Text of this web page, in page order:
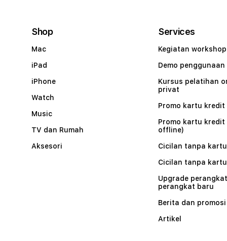
Shop
Mac
iPad
iPhone
Watch
Music
TV dan Rumah
Aksesori
Services
Kegiatan workshop
Demo penggunaan
Kursus pelatihan
privat
Promo kartu kredit
Promo kartu kredit
offline)
Cicilan tanpa
Cicilan tanpa
Upgrade
perangkat baru
Berita dan promosi
Artikel